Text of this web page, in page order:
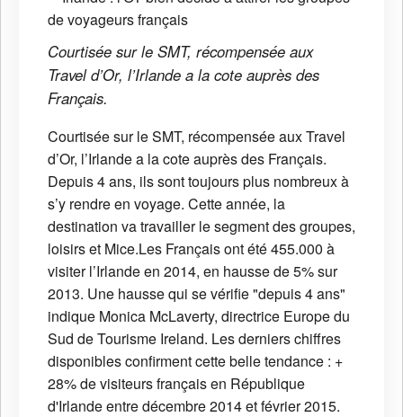
Courtisée sur le SMT, récompensée aux
Travel d’Or, l’Irlande a la cote auprès des
Français.
Courtisée sur le SMT, récompensée aux Travel
d’Or, l’Irlande a la cote auprès des Français.
Depuis 4 ans, ils sont toujours plus nombreux à
s’y rendre en voyage. Cette année, la
destination va travailler le segment des groupes,
loisirs et Mice.Les Français ont été 455.000 à
visiter l’Irlande en 2014, en hausse de 5% sur
2013. Une hausse qui se vérifie "depuis 4 ans"
indique Monica McLaverty, directrice Europe du
Sud de Tourisme Ireland. Les derniers chiffres
disponibles confirment cette belle tendance : +
28% de visiteurs français en République
d'Irlande entre décembre 2014 et février 2015.